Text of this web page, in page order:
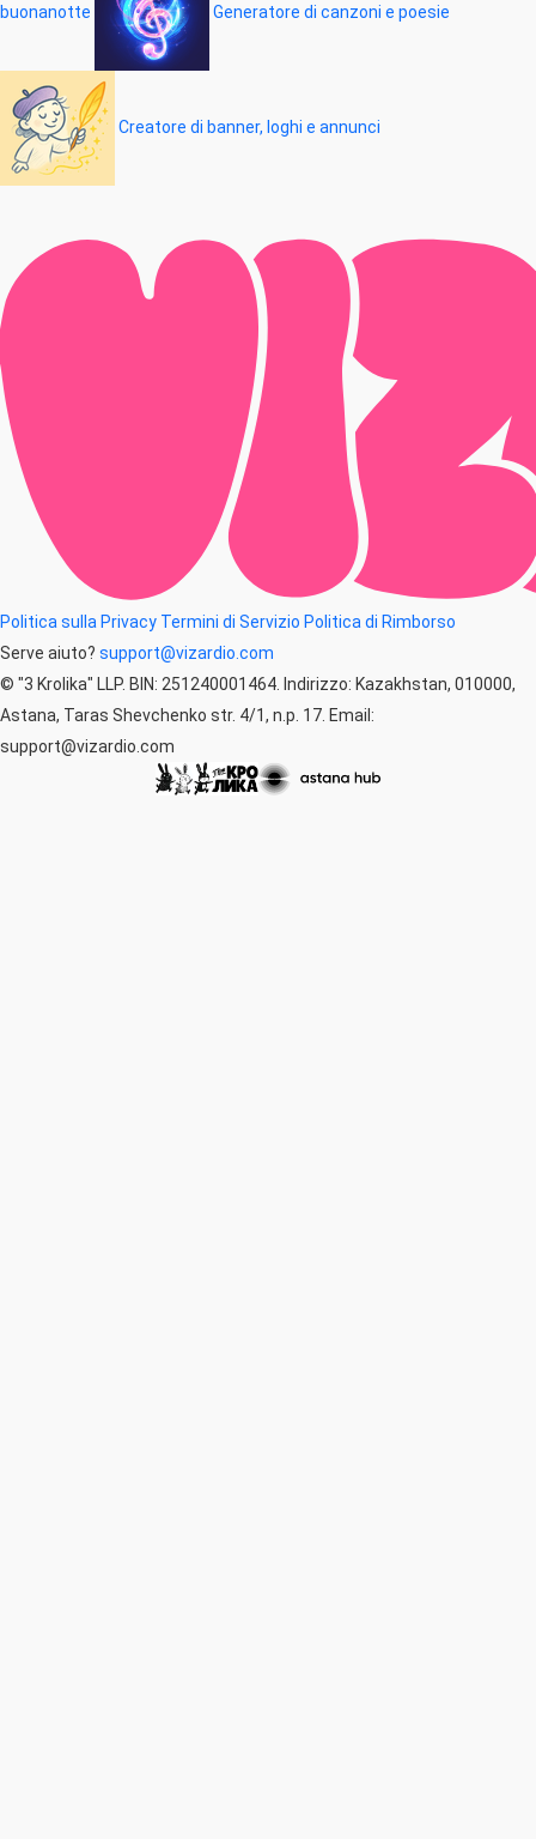
buonanotte Generatore di canzoni e poesie
Creatore di banner, loghi e annunci
Politica sulla Privacy Termini di Servizio Politica di Rimborso
Serve aiuto? support@vizardio.com
© "3 Krolika" LLP. BIN: 251240001464. Indirizzo: Kazakhstan, 010000,
Astana, Taras Shevchenko str. 4/1, n.p. 17. Email:
support@vizardio.com